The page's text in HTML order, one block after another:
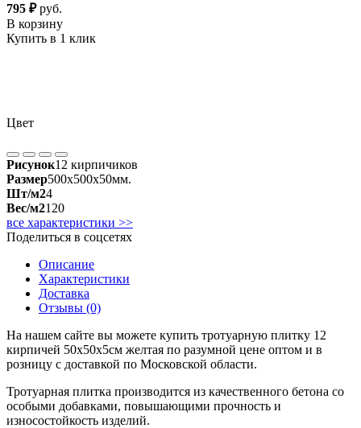
795 ₽ руб.
В корзину
Купить в 1 клик
Цвет
Рисунок12 кирпичиков
Размер500x500x50мм.
Шт/м24
Вес/м2120
все характеристики >>
Поделиться в соцсетях
Описание
Характеристики
Доставка
Отзывы (0)
На нашем сайте вы можете купить тротуарную плитку 12
кирпичей 50х50х5см желтая по разумной цене оптом и в
розницу с доставкой по Московской области.
Тротуарная плитка производится из качественного бетона со
особыми добавками, повышающими прочность и
износостойкость изделий.